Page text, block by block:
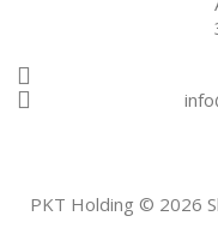
PKT Holding © 2026